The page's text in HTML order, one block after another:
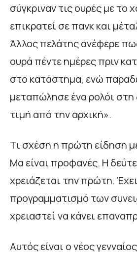
σύγκριναν τις ουρές με το
επικρατεί σε πανκ και
Άλλος πελάτης ανέφερε
ουρά πέντε ημέρες πριν
στο κατάστημα, ενώ
μεταπώλησε ένα ρολόι στη
τιμή από την αρχική».
Τι σχέση η πρώτη είδηση
Μα είναι προφανές. Η
χρειάζεται την πρώτη.
προγραμματισμό των
χρειαστεί να κάνει
Αυτός είναι ο νέος